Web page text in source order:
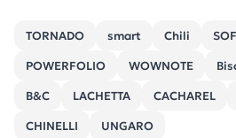
TORNADO smart Chili
POWERFOLIO
WOWNOTE
B&C
LACHETTA CACHAREL
CHINELLI
UNGARO